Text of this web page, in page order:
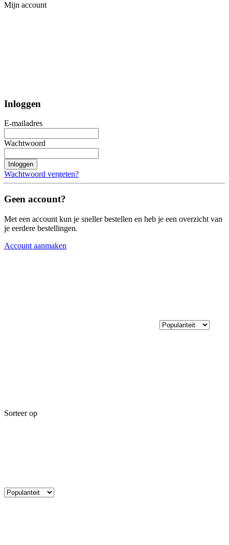
Mijn account
Inloggen
E-mailadres
Wachtwoord
Inloggen
Wachtwoord vergeten?
Geen account?
Met een account kun je sneller bestellen en heb je een overzicht van
je eerdere bestellingen.
Account aanmaken
Sorteer op